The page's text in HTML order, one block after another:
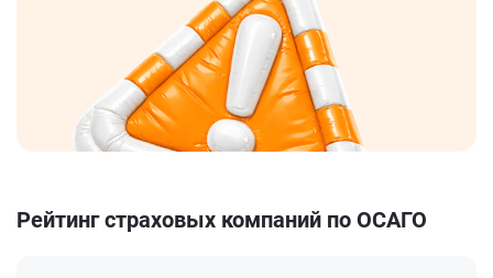
Рейтинг страховых компаний по ОСАГО